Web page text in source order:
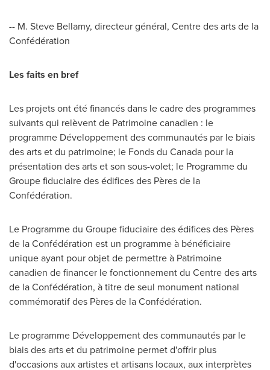
-- M. Steve Bellamy, directeur général, Centre des arts de la
Confédération
Les faits en bref
Les projets ont été financés dans le cadre des programmes
suivants qui relèvent de Patrimoine canadien : le
programme Développement des communautés par le biais
des arts et du patrimoine; le Fonds du Canada pour la
présentation des arts et son sous-volet; le Programme du
Groupe fiduciaire des édifices des Pères de la
Confédération.
Le Programme du Groupe fiduciaire des édifices des Pères
de la Confédération est un programme à bénéficiaire
unique ayant pour objet de permettre à Patrimoine
canadien de financer le fonctionnement du Centre des arts
de la Confédération, à titre de seul monument national
commémoratif des Pères de la Confédération.
Le programme Développement des communautés par le
biais des arts et du patrimoine permet d'offrir plus
d'occasions aux artistes et artisans locaux, aux interprètes